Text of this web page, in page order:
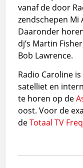
vanaf de door
zendschepen Mi
Daaronder
dj’s Martin
Bob Lawrence.
Radio Caroline
satelliet en
te horen op de
oost. Voor de
deTotaal TV